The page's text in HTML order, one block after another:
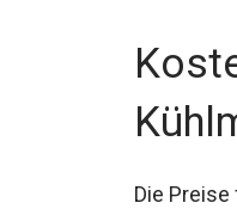
Die